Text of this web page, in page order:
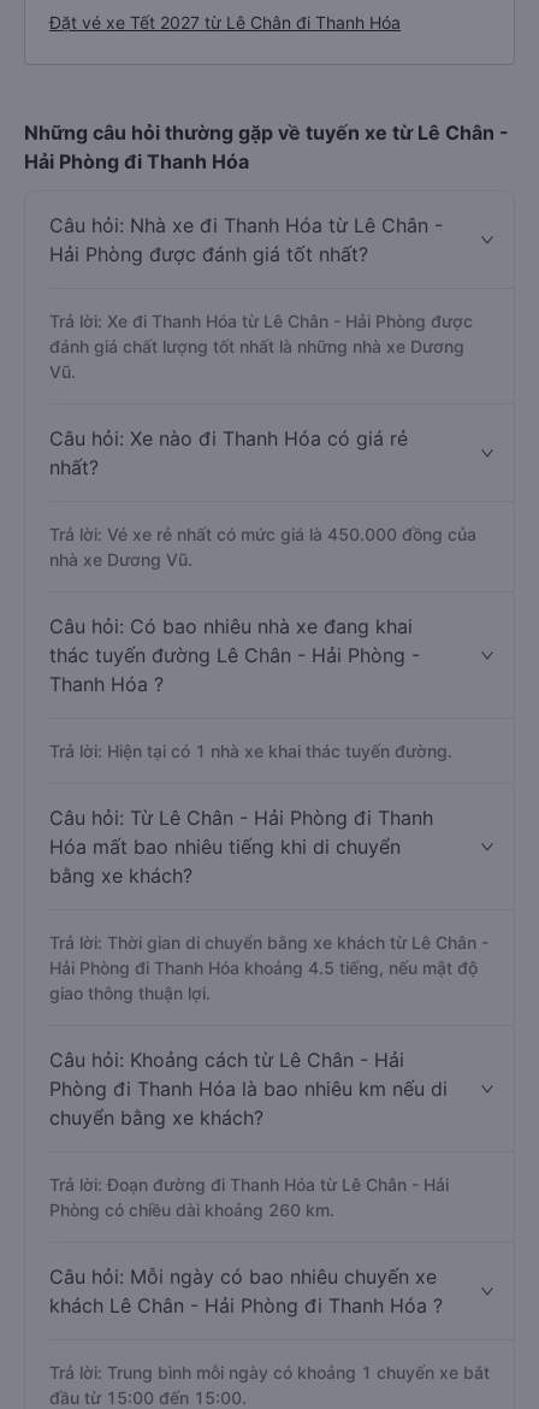
Đặt vé xe Tết 2027 từ Lê Chân đi Thanh Hóa
Những câu hỏi thường gặp về tuyến xe từ Lê Chân -
Hải Phòng đi Thanh Hóa
Câu hỏi: Nhà xe đi Thanh Hóa từ Lê Chân -
Hải Phòng được đánh giá tốt nhất?
Trả lời: Xe đi Thanh Hóa từ Lê Chân - Hải Phòng được
đánh giá chất lượng tốt nhất là những nhà xe Dương
Vũ.
Câu hỏi: Xe nào đi Thanh Hóa có giá rẻ
nhất?
Trả lời: Vé xe rẻ nhất có mức giá là 450.000 đồng của
nhà xe Dương Vũ.
Câu hỏi: Có bao nhiêu nhà xe đang khai
thác tuyến đường Lê Chân - Hải Phòng -
Thanh Hóa ?
Trả lời: Hiện tại có 1 nhà xe khai thác tuyến đường.
Câu hỏi: Từ Lê Chân - Hải Phòng đi Thanh
Hóa mất bao nhiêu tiếng khi di chuyển
bằng xe khách?
Trả lời: Thời gian di chuyển bằng xe khách từ Lê Chân -
Hải Phòng đi Thanh Hóa khoảng 4.5 tiếng, nếu mật độ
giao thông thuận lợi.
Câu hỏi: Khoảng cách từ Lê Chân - Hải
Phòng đi Thanh Hóa là bao nhiêu km nếu di
chuyển bằng xe khách?
Trả lời: Đoạn đường đi Thanh Hóa từ Lê Chân - Hải
Phòng có chiều dài khoảng 260 km.
Câu hỏi: Mỗi ngày có bao nhiêu chuyến xe
khách Lê Chân - Hải Phòng đi Thanh Hóa ?
Trả lời: Trung bình mỗi ngày có khoảng 1 chuyến xe bắt
đầu từ 15:00 đến 15:00.